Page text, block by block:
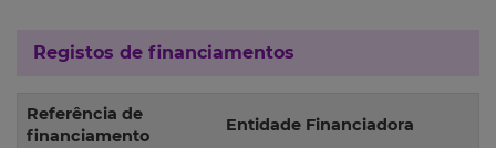
Registos de financiamentos
Referência de
financiamento
Entidade Financiadora